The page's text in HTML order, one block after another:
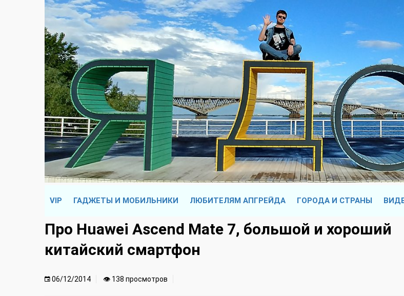
VIP ГАДЖЕТЫ И МОБИЛЬНИКИ ЛЮБИТЕЛЯМ АПГРЕЙДА ГОРОДА И СТРАНЫ
Про Huawei Ascend Mate 7, большой и хороший
китайский смартфон
06/12/2014 👁 138 просмотров